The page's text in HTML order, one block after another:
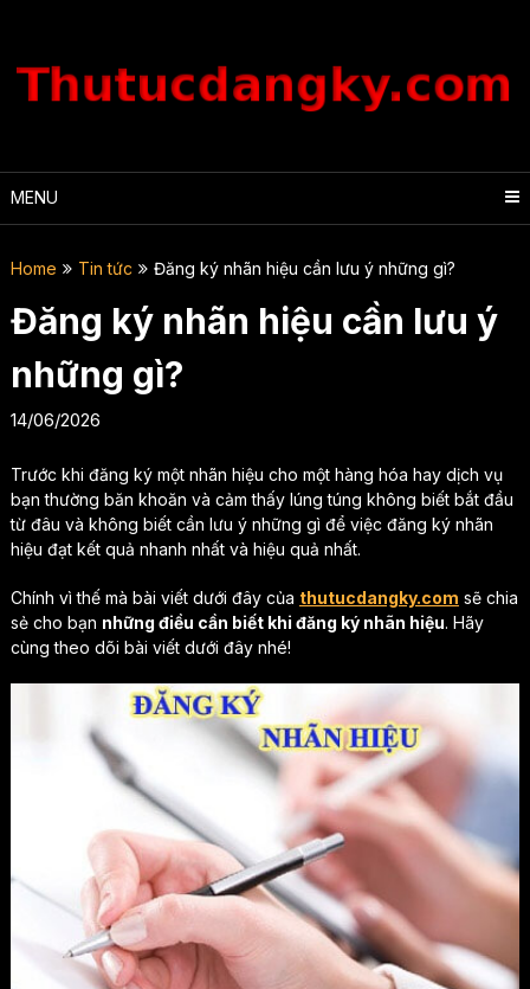
content
MENU
Home Tin tức Đăng ký nhãn hiệu cần lưu ý những gì?
Đăng ký nhãn hiệu cần lưu ý
những gì?
14/06/2026
Trước khi đăng ký một nhãn hiệu cho một hàng hóa hay dịch vụ
bạn thường băn khoăn và cảm thấy lúng túng không biết bắt đầu
từ đâu và không biết cần lưu ý những gì để việc đăng ký nhãn
hiệu đạt kết quả nhanh nhất và hiệu quả nhất.
Chính vì thế mà bài viết dưới đây của thutucdangky.com sẽ chia
sẻ cho bạn những điều cần biết khi đăng ký nhãn hiệu. Hãy
cùng theo dõi bài viết dưới đây nhé!